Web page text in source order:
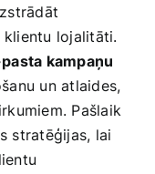
klientu lojalitāti.‌
kampaņu
un atlaides,
‌Pašlaik
stratēģijas, ⁣lai